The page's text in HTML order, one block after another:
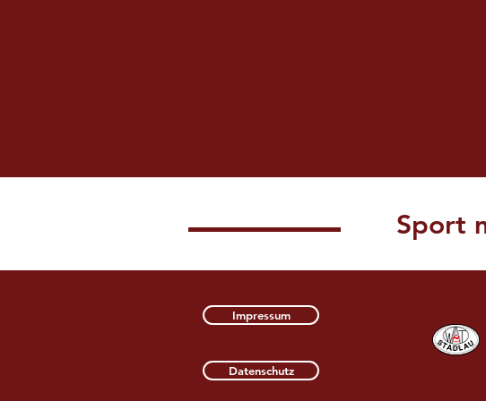
Sport
Impressum
Datenschutz